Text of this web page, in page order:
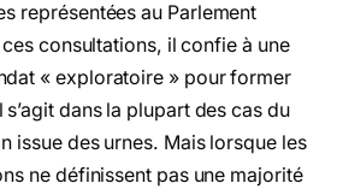
représentées au Parlement
consultations, il confie à une
« exploratoire » pour former
dans la plupart des cas du
issue des urnes. Mais lorsque les
ne définissent pas une majorité